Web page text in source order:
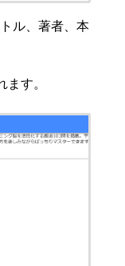
ル、著者、本
す。